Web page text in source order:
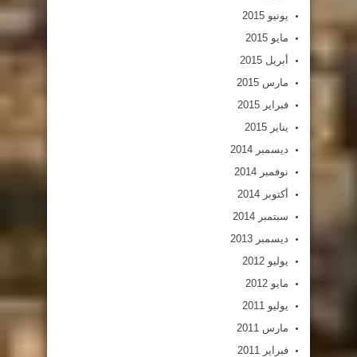
يونيو 2015
مايو 2015
أبريل 2015
مارس 2015
فبراير 2015
يناير 2015
ديسمبر 2014
نوفمبر 2014
أكتوبر 2014
سبتمبر 2014
ديسمبر 2013
يوليو 2012
مايو 2012
يوليو 2011
مارس 2011
فبراير 2011